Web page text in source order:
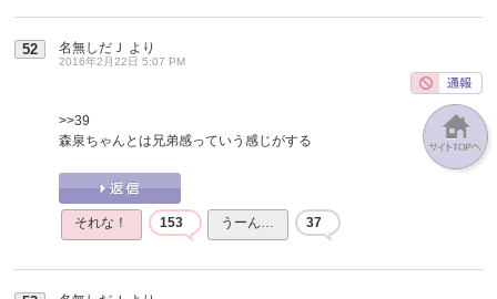
52 名無しだＪ より
2016年2月22日 5:07 PM
>>39
森泉ちゃんとは兄弟感っていう感じがする
それな！ 153 うーん… 37